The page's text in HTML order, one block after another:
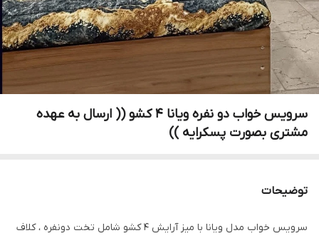
سرویس خواب دو نفره ویانا 4 کشو (( ارسال به عهده
مشتری بصورت پسکرایه ))
توضیحات
سرویس خواب مدل ویانا با میز آرایش ۴ کشو شامل تخت دونفره ، کلاف